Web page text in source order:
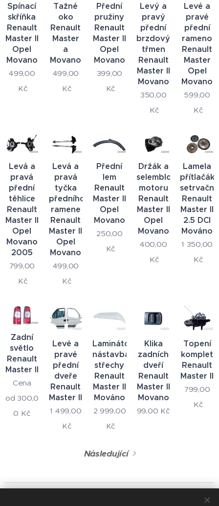
Spínací
skříňka
Renault
Master II
Opel
Movano
499,00
Kč
Tažné
oko
Renault
Master
a
Movano
499,00
Kč
Přední
pružiny
Renault
Master II
Opel
Movano
399,00
Kč
Levý a
pravý
přední
brzdový
třmen
Renault
Master II
Movano
350,00
Kč
Levé a
pravé
přední
rameno
Renault
Master
Opel
Movano
599,00
Kč
Levá a
pravá
přední
těhlice
Renault
Master II
Opel
Movano
2005
799,00
Kč
Levá a
pravá
tyčka
předního
ramene
Renault
Master II
Opel
Movano
499,00
Kč
Přední
lem
Renault
Master II
Opel
Movano
250,00
Kč
Držák a
selemblock
motoru
Renault
Master II
Opel
Movano
400,00
Kč
Lamela
přítlačák
Renault
Master II
2.5 DCI
Mováno
1 350,00
Kč
Zadní
světlo
Renault
Master II
Cena
od 300,0
0 Kč
Levé a
pravé
přední
dveře
Renault
Master II
1 499,00
Kč
Laminátová
nástavba
střechy
Renault
Master II
Mováno
2 999,00
Kč
Klika
zadních
dveří
Renault
Master II
Movano
99,00 Kč
Topení
komplet
Renault
Master II
799,00
Kč
Následující